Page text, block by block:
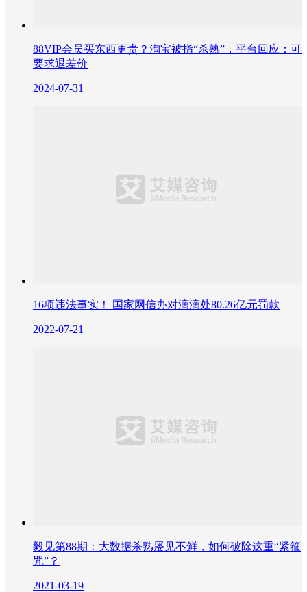
88VIP会员买东西更贵？淘宝被指“杀熟”，平台回应：可
要求退差价
2024-07-31
16项违法事实！ 国家网信办对滴滴处80.26亿元罚款
2022-07-21
毅见第88期：大数据杀熟屡见不鲜，如何破除这重“紧箍
咒”？
2021-03-19